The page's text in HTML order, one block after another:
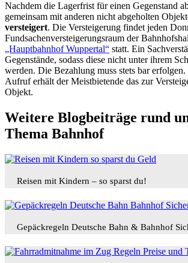
Nachdem die Lagerfrist für einen Gegenstand
gemeinsam mit anderen nicht abgeholten
versteigert. Die Versteigerung findet jeden
Fundsachenversteigerungsraum der
„Hauptbahnhof Wuppertal“ statt. Ein
Gegenstände, sodass diese nicht unter ihrem
werden. Die Bezahlung muss stets bar
Aufruf erhält der Meistbietende das zur
Objekt.
Weitere Blogbeiträge rund
Thema Bahnhof
Reisen mit Kindern – so sparst du!
Gepäckregeln Deutsche Bahn & Bahnhof